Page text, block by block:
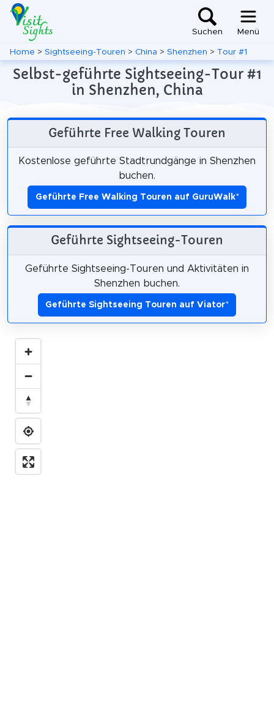
Suchen Menü
Home > Sightseeing-Touren > China > Shenzhen > Tour #1
Selbst-geführte Sightseeing-Tour #1
in Shenzhen, China
Geführte Free Walking Touren
Kostenlose geführte Stadtrundgänge in Shenzhen
buchen.
Geführte Free Walking Touren auf GuruWalk*
Geführte Sightseeing-Touren
Geführte Sightseeing-Touren und Aktivitäten in
Shenzhen buchen.
Geführte Sightseeing Touren auf Viator*